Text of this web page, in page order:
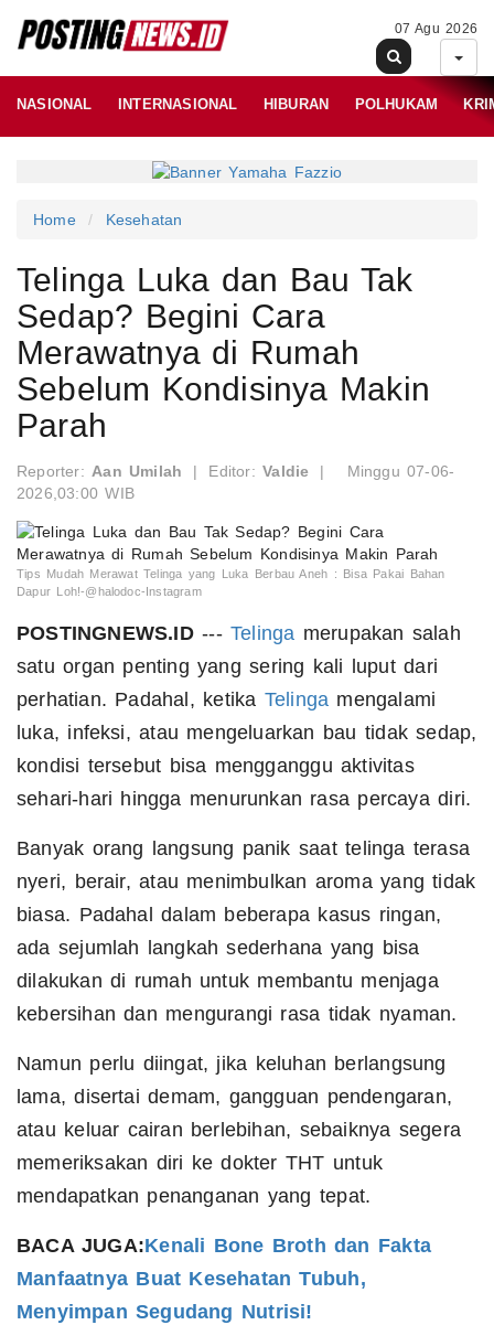
07 Agu 2026
NASIONAL INTERNASIONAL HIBURAN POLHUKAM
Home Kesehatan
Telinga Luka dan Bau Tak
Sedap? Begini Cara
Merawatnya di Rumah
Sebelum Kondisinya Makin
Parah
Reporter:Aan Umilah | Editor:Valdie |
Minggu 07-06-
2026,03:00 WIB
Tips Mudah Merawat Telinga yang Luka Berbau Aneh : Bisa Pakai Bahan
Dapur Loh!-@halodoc-Instagram
POSTINGNEWS.ID---Telinga merupakan salah
satu organ penting yang sering kali luput dari
perhatian. Padahal, ketika Telinga mengalami
luka, infeksi, atau mengeluarkan bau tidak sedap,
kondisi tersebut bisa mengganggu aktivitas
sehari-hari hingga menurunkan rasa percaya diri.
Banyak orang langsung panik saat telinga terasa
nyeri, berair, atau menimbulkan aroma yang tidak
biasa. Padahal dalam beberapa kasus ringan,
ada sejumlah langkah sederhana yang bisa
dilakukan di rumah untuk membantu menjaga
kebersihan dan mengurangi rasa tidak nyaman.
Namun perlu diingat, jika keluhan berlangsung
lama, disertai demam, gangguan pendengaran,
atau keluar cairan berlebihan, sebaiknya segera
memeriksakan diri ke dokter THT untuk
mendapatkan penanganan yang tepat.
BACA JUGA:Kenali Bone Broth dan Fakta
Manfaatnya Buat Kesehatan Tubuh,
Menyimpan Segudang Nutrisi!